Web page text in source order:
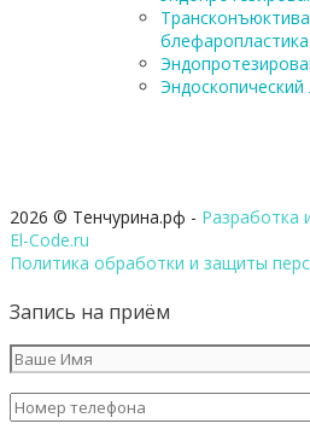
2026 © Тенчурина.рф - Разработка
El-Code.ru
Политика обработки и защиты
Запись на приём